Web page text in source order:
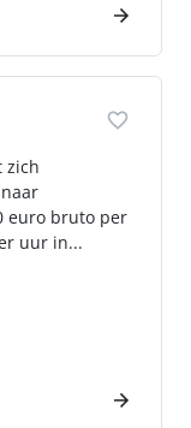
zich
euro bruto per
uur in...